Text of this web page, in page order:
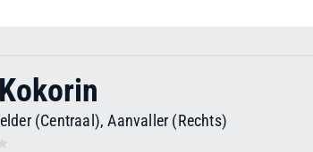
(Centraal), Aanvaller (Rechts)